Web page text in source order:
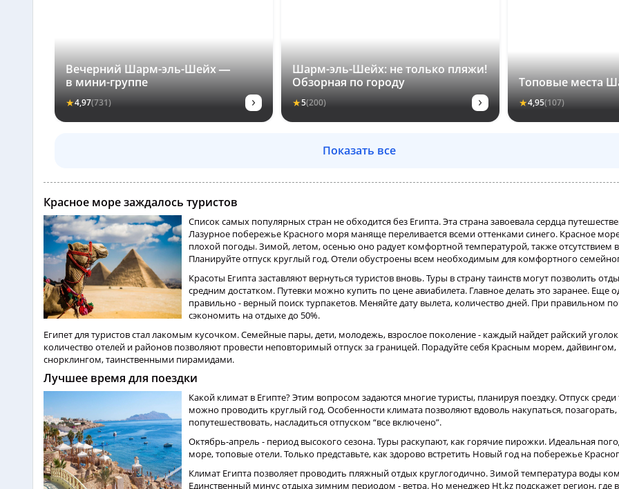
Вечерний Шарм-эль-Шейх —
в мини-группе
★4,97(731) ›
Шарм-эль-Шейх: не только пляжи!
Обзорная по городу
★5(200) ›
Топовые места
★4,95(107)
Показать все
Красное море заждалось туристов
Список самых популярных стран не обходится без Египта. Эта страна завоевала сердца
Лазурное побережье Красного моря маняще переливается всеми оттенками синего. Красное
плохой погоды. Зимой, летом, осенью оно радует комфортной температурой, также отсутствием
Планируйте отпуск круглый год. Отели обустроены всем необходимым для комфортного
Красоты Египта заставляют вернуться туристов вновь. Туры в страну таинств могут позволить
средним достатком. Путевки можно купить по цене авиабилета. Главное делать это заранее. Еще
правильно - верный поиск турпакетов. Меняйте дату вылета, количество дней. При правильном
сэкономить на отдыхе до 50%.
Египет для туристов стал лакомым кусочком. Семейные пары, дети, молодежь, взрослое поколение - каждый найдет райский
количество отелей и районов позволяют провести неповторимый отпуск за границей. Порадуйте себя Красным морем, дайвингом,
снорклингом, таинственными пирамидами.
Лучшее время для поездки
Какой климат в Египте? Этим вопросом задаются многие туристы, планируя поездку. Отпуск среди
можно проводить круглый год. Особенности климата позволяют вдоволь накупаться, позагорать,
попутешествовать, насладиться отпуском “все включено”.
Октябрь-апрель - период высокого сезона. Туры раскупают, как горячие пирожки. Идеальная
море, топовые отели. Только представьте, как здорово встретить Новый год на побережье
Климат Египта позволяет проводить пляжный отдых круглогодично. Зимой температура воды
Единственный минус отдыха зимним периодом - ветра. Но менеджер Ht.kz подскажет регион, где